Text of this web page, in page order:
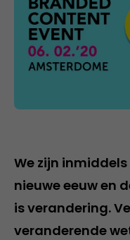
We zijn
nieuwe eeuw en
is verandering.
veranderende